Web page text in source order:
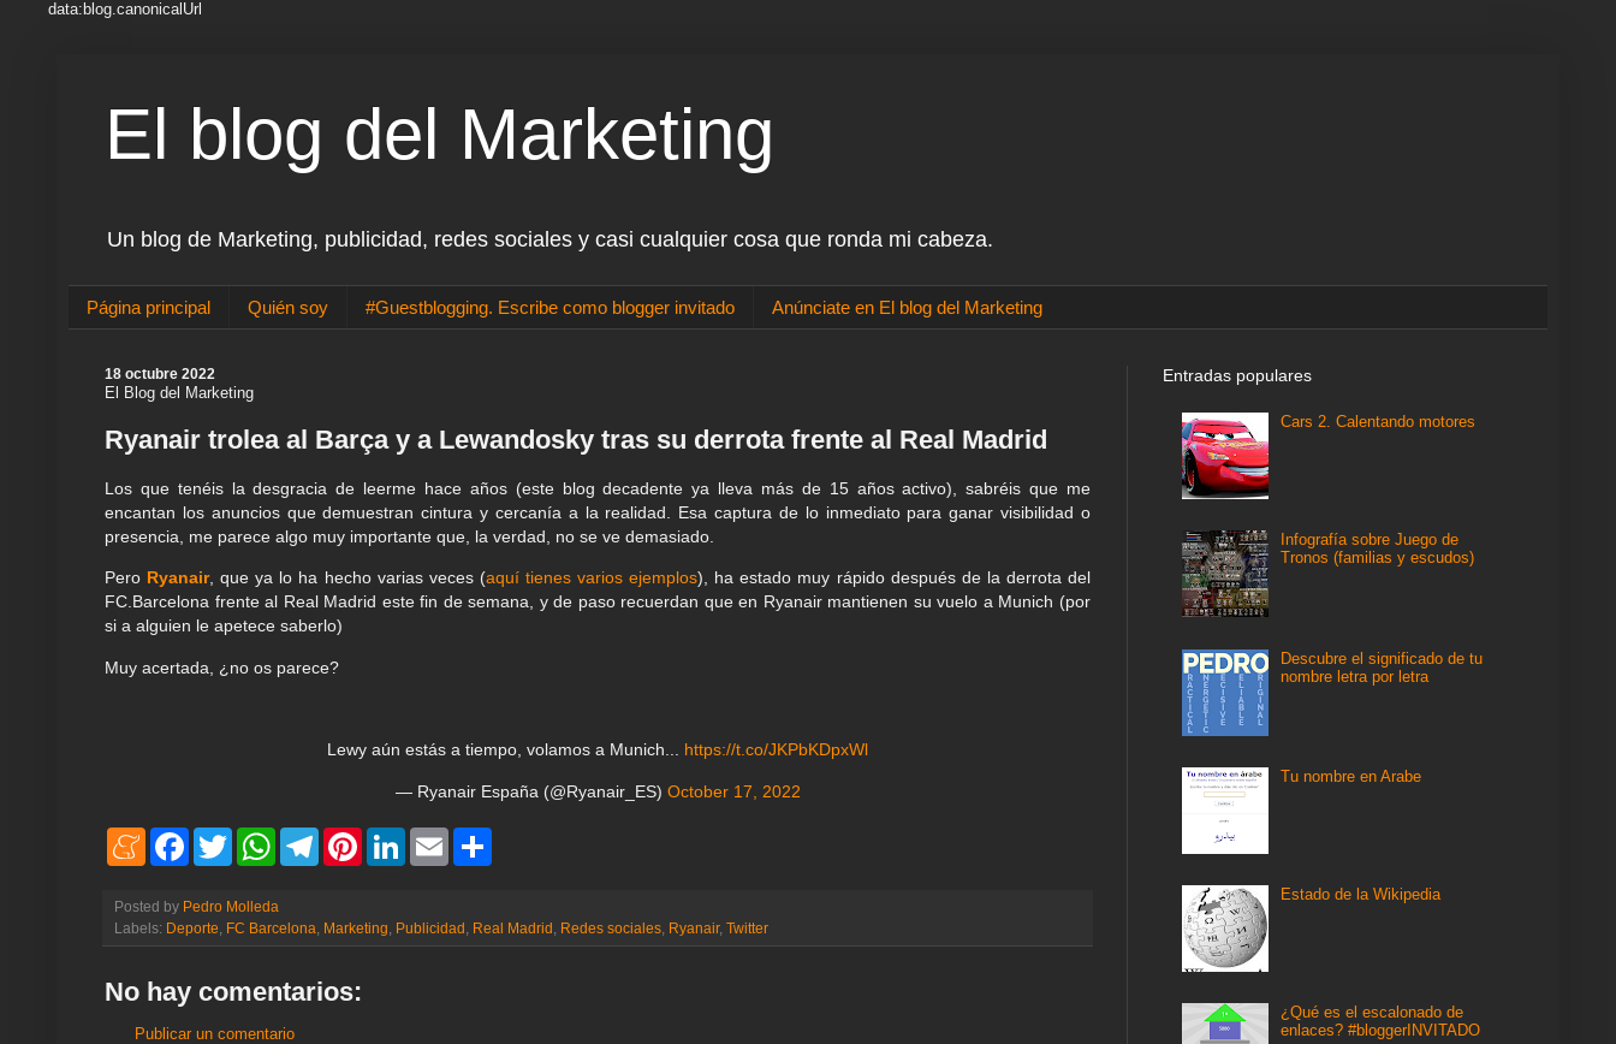
data:blog.canonicalUrl
El blog del Marketing
Un blog de Marketing, publicidad, redes sociales y casi cualquier cosa que ronda mi cabeza.
Página principal Quién soy #Guestblogging. Escribe como blogger invitado Anúnciate en El blog del Marketing
18 octubre 2022
El Blog del Marketing
Ryanair trolea al Barça y a Lewandosky tras su derrota frente al Real Madrid
Los que tenéis la desgracia de leerme hace años (este blog decadente ya lleva más de 15 años activo), sabréis que me
encantan los anuncios que demuestran cintura y cercanía a la realidad. Esa captura de lo inmediato para ganar visibilidad o
presencia, me parece algo muy importante que, la verdad, no se ve demasiado.
Pero Ryanair, que ya lo ha hecho varias veces (aquí tienes varios ejemplos), ha estado muy rápido después de la derrota del
FC.Barcelona frente al Real Madrid este fin de semana, y de paso recuerdan que en Ryanair mantienen su vuelo a Munich (por
si a alguien le apetece saberlo)
Muy acertada, ¿no os parece?
Lewy aún estás a tiempo, volamos a Munich... https://t.co/JKPbKDpxWl
— Ryanair España (@Ryanair_ES) October 17, 2022
M
a
m
e
F
b
o
o
T
w
t
e
r
W
s
A
p
T
a
P
r
e
L
d
I
E
Posted by Pedro Molleda
Labels: Deporte FC Barcelona Marketing Publicidad Real Madrid Redes sociales Ryanair, Twitter
No hay comentarios:
Publicar un comentario
Entradas populares
Cars 2. Calentando motores
Infografía sobre Juego de
Tronos (familias y escudos)
Descubre el significado de tu
nombre letra por letra
Tu nombre en Arabe
Estado de la Wikipedia
¿Qué es el escalonado de
enlaces? #bloggerINVITADO